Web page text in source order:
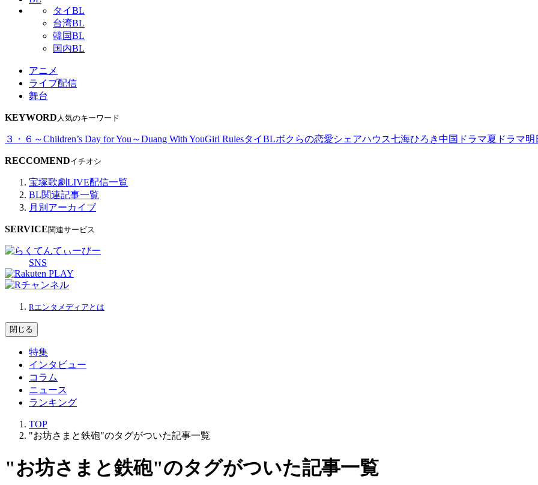
タイBL
台湾BL
韓国BL
国内BL
アニメ
ライブ配信
舞台
KEYWORD 人気のキーワード
３・６～Children’s Day for You～Duang With YouGirl RulesタイBLボクらの恋愛シェアハウス七海ひろき中国ドラマ夏ドラマ明
RECCOMENDイチオシ
宝塚歌劇LIVE配信一覧
BL関連記事一覧
月別アーカイブ
SERVICE関連サービス
SNS
Rエンタメディアとは
閉じる
特集
インタビュー
コラム
ニュース
ランキング
TOP
"お坊さまと鉄砲"のタグがついた記事一覧
"お坊さまと鉄砲"のタグがついた記事一覧